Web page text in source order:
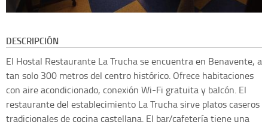
DESCRIPCIÓN
El Hostal Restaurante La Trucha se encuentra en Benavente, a
tan solo 300 metros del centro histórico. Ofrece habitaciones
con aire acondicionado, conexión Wi-Fi gratuita y balcón. El
restaurante del establecimiento La Trucha sirve platos caseros
tradicionales de cocina castellana. El bar/cafetería tiene una